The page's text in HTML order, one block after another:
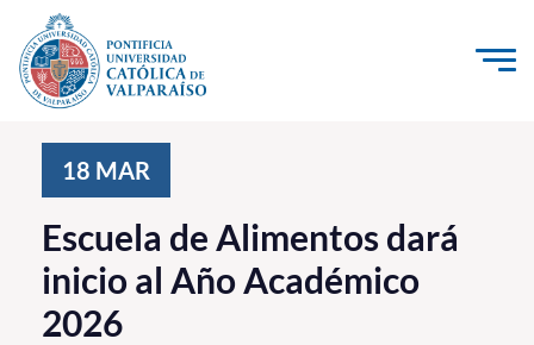
Click acá para ir directamente al contenido
Investigación, Creación e Innovación
PUCV Internacional
Vinculación con el Medio
18 MAR
Escuela de Alimentos dará
inicio al Año Académico
2026